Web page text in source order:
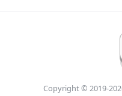
Copyright © 2019-